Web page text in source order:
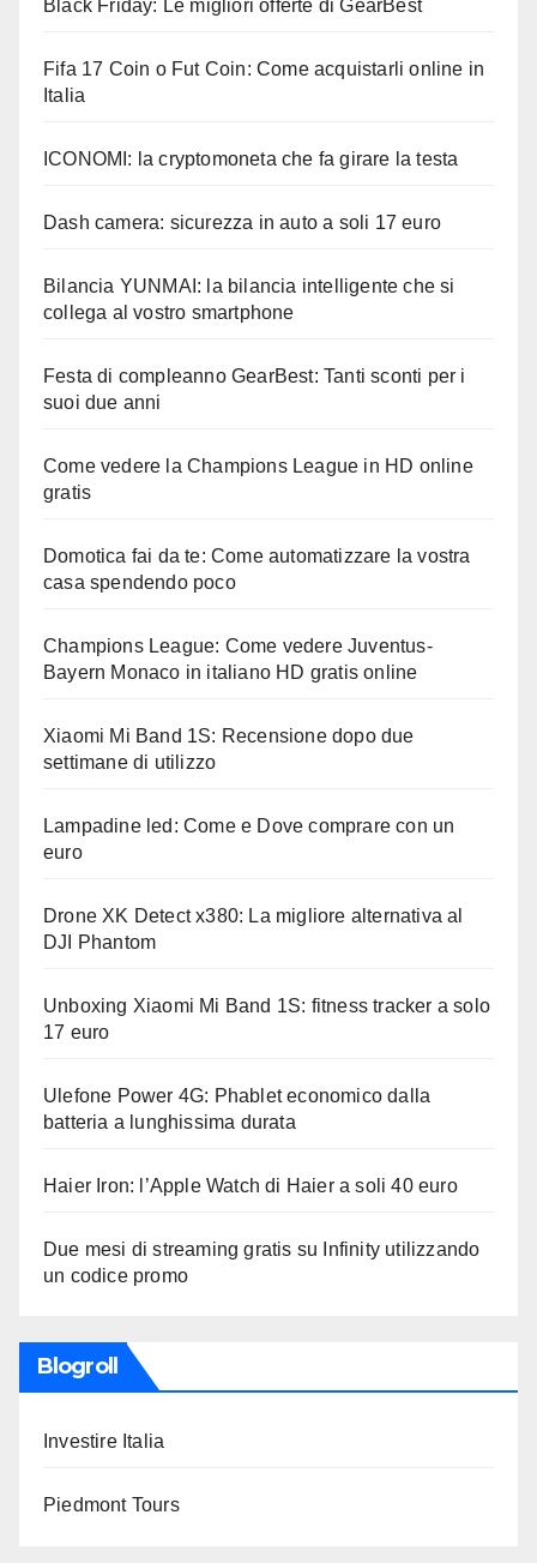
Black Friday: Le migliori offerte di GearBest
Fifa 17 Coin o Fut Coin: Come acquistarli online in
Italia
ICONOMI: la cryptomoneta che fa girare la testa
Dash camera: sicurezza in auto a soli 17 euro
Bilancia YUNMAI: la bilancia intelligente che si
collega al vostro smartphone
Festa di compleanno GearBest: Tanti sconti per i
suoi due anni
Come vedere la Champions League in HD online
gratis
Domotica fai da te: Come automatizzare la vostra
casa spendendo poco
Champions League: Come vedere Juventus-
Bayern Monaco in italiano HD gratis online
Xiaomi Mi Band 1S: Recensione dopo due
settimane di utilizzo
Lampadine led: Come e Dove comprare con un
euro
Drone XK Detect x380: La migliore alternativa al
DJI Phantom
Unboxing Xiaomi Mi Band 1S: fitness tracker a solo
17 euro
Ulefone Power 4G: Phablet economico dalla
batteria a lunghissima durata
Haier Iron: l’Apple Watch di Haier a soli 40 euro
Due mesi di streaming gratis su Infinity utilizzando
un codice promo
Blogroll
Investire Italia
Piedmont Tours